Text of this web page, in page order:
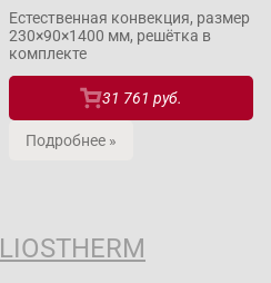
Естественная конвекция, размер
230×90×1400 мм, решётка в
комплекте
31 761 руб.
Подробнее »